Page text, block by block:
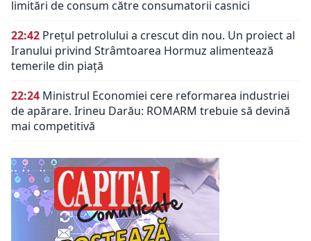
limitări de consum către consumatorii casnici
22:42 Prețul petrolului a crescut din nou. Un proiect al
Iranului privind Strâmtoarea Hormuz alimentează
temerile din piață
22:24 Ministrul Economiei cere reformarea industriei
de apărare. Irineu Darău: ROMARM trebuie să devină
mai competitivă